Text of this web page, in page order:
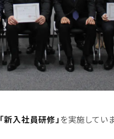
「新入社員研修」 を実施していま